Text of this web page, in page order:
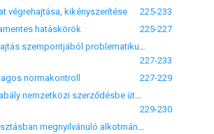
végrehajtása, kikényszerítése
225-233
hatáskörök
225-227
227-233
normakontroll
227-229
229-230